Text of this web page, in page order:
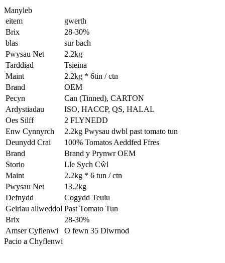
Manyleb
eitem
gwerth
Brix
28-30%
blas
sur bach
Pwysau Net
2.2kg
Tarddiad
Tsieina
Maint
2.2kg * 6tin / ctn
Brand
OEM
Pecyn
Can (Tinned), CARTON
Ardystiadau
ISO, HACCP, QS, HALAL
Oes Silff
2 FLYNEDD
Enw Cynnyrch
2.2kg Pwysau dwbl past tomato tun
Deunydd Crai
100% Tomatos Aeddfed Ffres
Brand
Brand y Prynwr OEM
Storio
Lle Sych Cŵl
Maint
2.2kg * 6 tun / ctn
Pwysau Net
13.2kg
Defnydd
Cogydd Teulu
Geiriau allweddol Past Tomato Tun
Brix
28-30%
Amser Cyflenwi
O fewn 35 Diwrnod
Pacio a Chyflenwi